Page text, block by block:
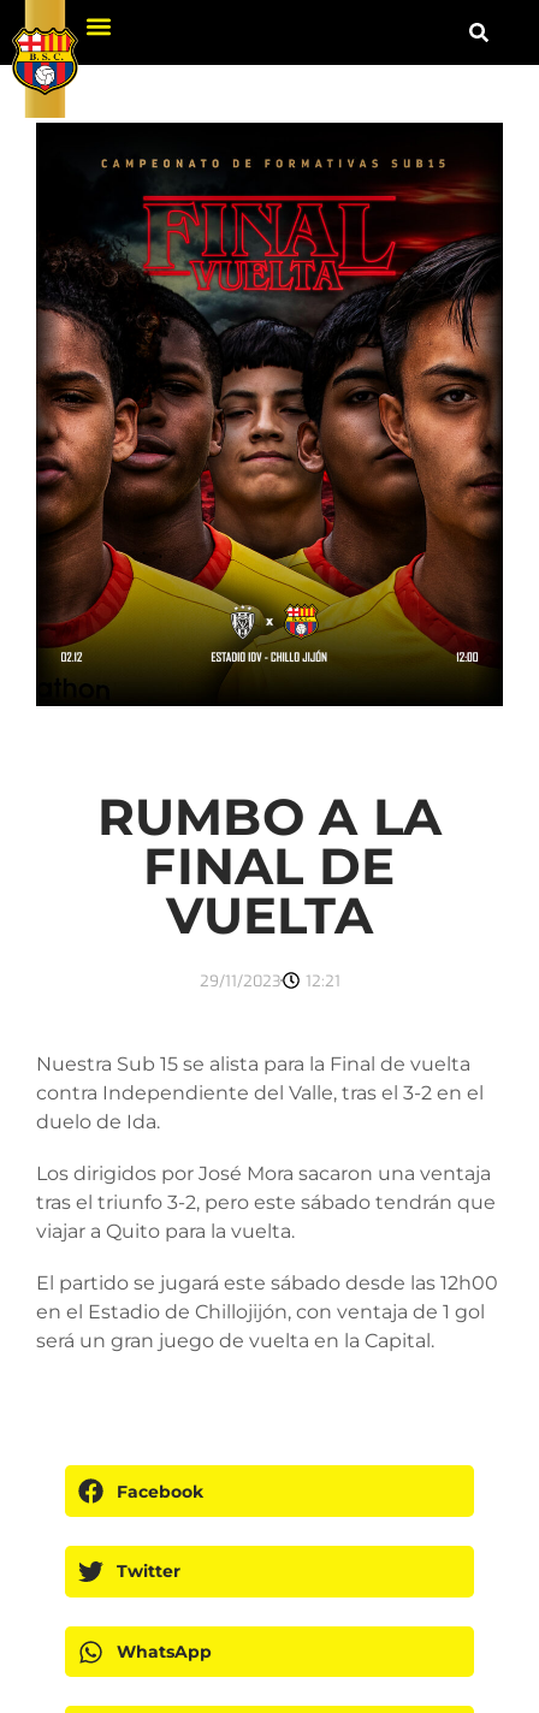
RUMBO A LA
FINAL DE
VUELTA
29/11/2023 12:21
Nuestra Sub 15 se alista para la Final de vuelta
contra Independiente del Valle, tras el 3-2 en el
duelo de Ida.
Los dirigidos por José Mora sacaron una ventaja
tras el triunfo 3-2, pero este sábado tendrán que
viajar a Quito para la vuelta.
El partido se jugará este sábado desde las 12h00
en el Estadio de Chillojijón, con ventaja de 1 gol
será un gran juego de vuelta en la Capital.
Facebook
Twitter
WhatsApp